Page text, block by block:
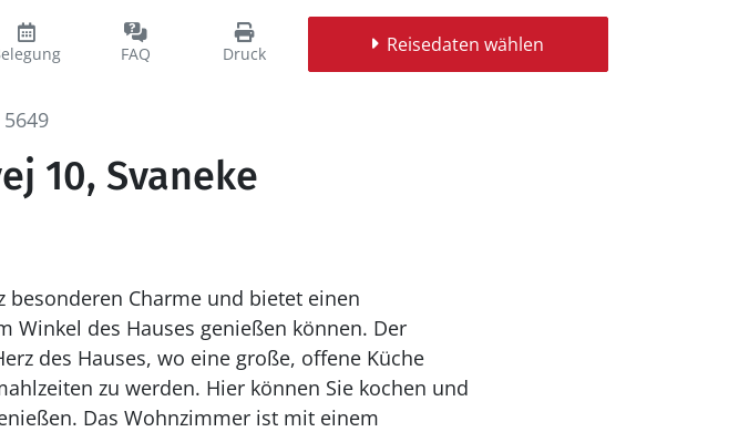
FAQ Druck Reisedaten wählen
10, Svaneke
Charme und bietet einen
Winkel des Hauses genießen können. Der
des Hauses, wo eine große, offene Küche
zu werden. Hier können Sie kochen und
Das Wohnzimmer ist mit einem